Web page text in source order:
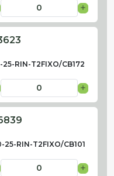
25-RIN-T2FIXO/CB172
25-RIN-T2FIXO/CB101